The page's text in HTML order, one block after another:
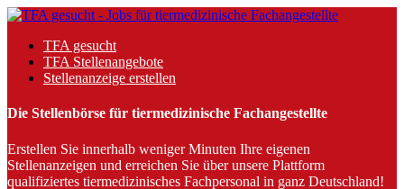
TFA gesucht
TFA Stellenangebote
Stellenanzeige erstellen
Die Stellenbörse für tiermedizinische Fachangestellte
Erstellen Sie innerhalb weniger Minuten Ihre eigenen
Stellenanzeigen und erreichen Sie über unsere Plattform
qualifiziertes tiermedizinisches Fachpersonal in ganz Deutschland!